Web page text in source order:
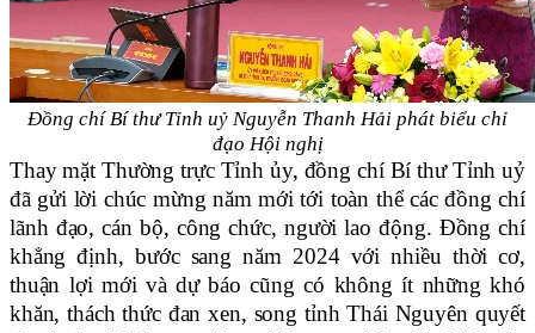
Đồng chí Bí thư Tỉnh uỷ Nguyễn Thanh Hải phát biểu chỉ
đạo Hội nghị
Thay mặt Thường trực Tỉnh ủy, đồng chí Bí thư Tỉnh uỷ
đã gửi lời chúc mừng năm mới tới toàn thể các đồng chí
lãnh đạo, cán bộ, công chức, người lao động. Đồng chí
khẳng định, bước sang năm 2024 với nhiều thời cơ,
thuận lợi mới và dự báo cũng có không ít những khó
khăn, thách thức đan xen, song tỉnh Thái Nguyên quyết